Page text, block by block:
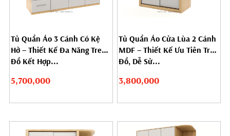
Tủ Quần Áo 3 Cánh Có Kệ
Hở – Thiết Kế Đa Năng Treo
Đồ Kết Hợp...
5,700,000
Tủ Quần Áo Cửa Lùa 2 Cánh
MDF – Thiết Kế Ưu Tiên Treo
Đồ, Dễ Sử...
3,800,000